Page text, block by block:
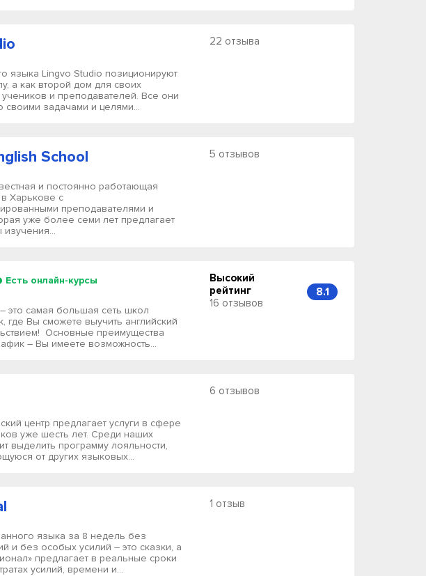
языка Lingvo Studio позиционируют
а как второй дом для своих
и преподавателей. Все они
своими задачами и целями...
22 отзыва
School
и постоянно работающая
Харькове с
преподавателями и
уже более семи лет предлагает
5 отзывов
Есть онлайн-курсы
это самая большая сеть школ
где Вы сможете выучить английский
Основные преимущества
– Вы имеете возможность...
Высокий
рейтинг
16 отзывов
8.1
центр предлагает услуги в сфере
уже шесть лет. Среди наших
выделить программу лояльности,
от других языковых...
6 отзывов
языка за 8 недель без
и без особых усилий – это сказки, а
предлагает в реальные сроки
усилий, времени и...
1 отзыв